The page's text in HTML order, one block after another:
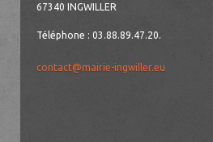
67340 INGWILLER
Téléphone : 03.88.89.47.20.
contact@mairie-ingwiller.eu